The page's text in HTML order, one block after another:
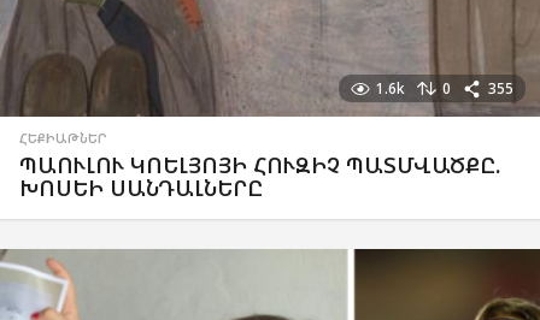
1.6k 0 355
ՀԵՔԻԱԹՆԵՐ
ՊԱՈՒԼՈՒ ԿՈԵԼՅՈՅԻ ՀՈՒԶԻՉ ՊԱՏՄՎԱԾՔԸ.
ԽՈՍԵԻ ՍԱՆԴԱԼՆԵՐԸ